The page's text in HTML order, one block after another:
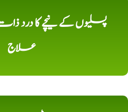
پسلیوں کے نیچے کا درد
علاج